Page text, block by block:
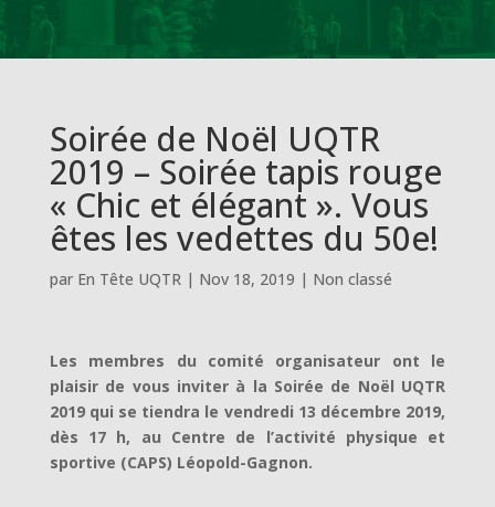
Soirée de Noël UQTR
2019 – Soirée tapis rouge
« Chic et élégant ». Vous
êtes les vedettes du 50e!
par En Tête UQTR| Nov 18, 2019 | Non classé
Les membres du comité organisateur ont le
plaisir de vous inviter à la Soirée de Noël UQTR
2019 qui se tiendra le vendredi 13 décembre 2019,
dès 17 h, au Centre de l’activité physique et
sportive (CAPS) Léopold-Gagnon.